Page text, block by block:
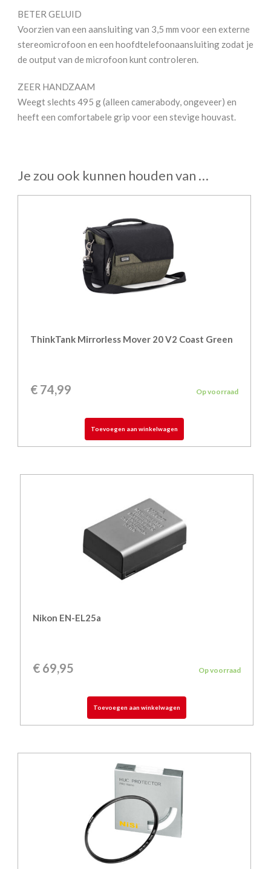
BETER GELUID
Voorzien van een aansluiting van 3,5 mm voor een externe
stereomicrofoon en een hoofdtelefoonaansluiting zodat je
de output van de microfoon kunt controleren.
ZEER HANDZAAM
Weegt slechts 495 g (alleen camerabody, ongeveer) en
heeft een comfortabele grip voor een stevige houvast.
Je zou ook kunnen houden van …
ThinkTank Mirrorless Mover 20 V2 Coast Green
€ 74,99 Op voorraad
Toevoegen aan winkelwagen
Nikon EN-EL25a
€69,95 Op voorraad
Toevoegen aan winkelwagen